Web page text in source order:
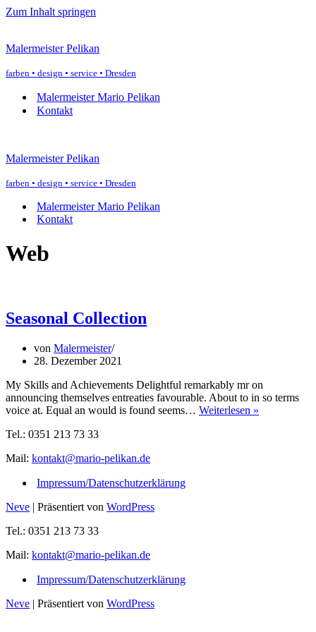
Zum Inhalt springen
Malermeister Pelikan
farben • design • service • Dresden
Malermeister Mario Pelikan
Kontakt
Malermeister Pelikan
farben • design • service • Dresden
Malermeister Mario Pelikan
Kontakt
Web
Seasonal Collection
von Malermeister
28. Dezember 2021
My Skills and Achievements Delightful remarkably mr on
announcing themselves entreaties favourable. About to in so terms
voice at. Equal an would is found seems… Weiterlesen »
Tel.: 0351 213 73 33
Mail: kontakt@mario-pelikan.de
Impressum/Datenschutzerklärung
Neve | Präsentiert von WordPress
Tel.: 0351 213 73 33
Mail: kontakt@mario-pelikan.de
Impressum/Datenschutzerklärung
Neve | Präsentiert von WordPress